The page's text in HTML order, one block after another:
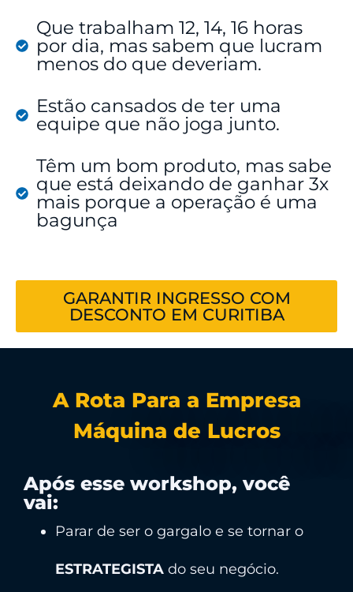
Que trabalham 12, 14, 16 horas
por dia, mas sabem que lucram
menos do que deveriam.
Estão cansados de ter uma
equipe que não joga junto.
Têm um bom produto, mas sabe
que está deixando de ganhar 3x
mais porque a operação é uma
bagunça
GARANTIR INGRESSO COM
DESCONTO EM CURITIBA
A Rota Para a Empresa
Máquina de Lucros
Após esse workshop, você
vai:
Parar de ser o gargalo e se tornar o
ESTRATEGISTA do seu negócio.